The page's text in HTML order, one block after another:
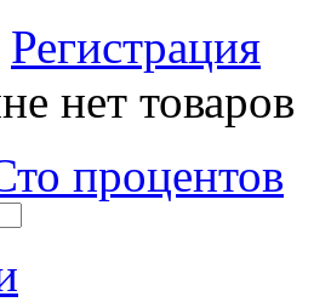
Регистрация
нет товаров
процентов